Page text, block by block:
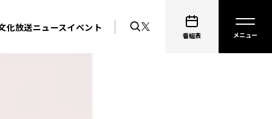
化放送ニュースイベント
番組表